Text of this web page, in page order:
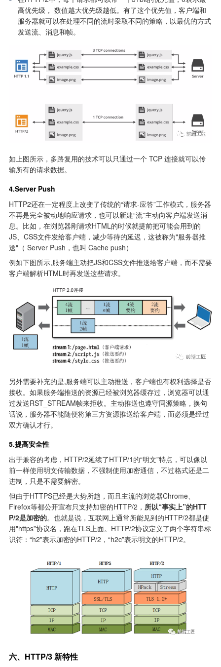
高优先级， 数值越大优先级越低。有了这个优先值，客户端和
服务器就可以在处理不同的流时采取不同的策略，以最优的方式
发送流、消息和帧。
如上图所示，多路复用的技术可以只通过一个 TCP 连接就可以传
输所有的请求数据。
4.Server Push
HTTP2还在一定程度上改变了传统的“请求-应答”工作模式，服务器
不再是完全被动地响应请求，也可以新建“流”主动向客户端发送消
息。比如，在浏览器刚请求HTML的时候就提前把可能会用到的
JS、CSS文件发给客户端，减少等待的延迟，这被称为"服务器推
送"（ Server Push，也叫 Cache push）
例如下图所示,服务端主动把JS和CSS文件推送给客户端，而不需要
客户端解析HTML时再发送这些请求。
另外需要补充的是,服务端可以主动推送，客户端也有权利选择是否
接收。如果服务端推送的资源已经被浏览器缓存过，浏览器可以通
过发送RST_STREAM帧来拒收。主动推送也遵守同源策略，换句
话说，服务器不能随便将第三方资源推送给客户端，而必须是经过
双方确认才行。
5.提高安全性
出于兼容的考虑，HTTP/2延续了HTTP/1的“明文”特点，可以像以
前一样使用明文传输数据，不强制使用加密通信，不过格式还是二
进制，只是不需要解密。
但由于HTTPS已经是大势所趋，而且主流的浏览器Chrome、
Firefox等都公开宣布只支持加密的HTTP/2， 所以“事实上”的HTT
P/2是加密的。也就是说，互联网上通常所能见到的HTTP/2都是使
用"https”协议名，跑在TLS上面。HTTP/2协议定义了两个字符串标
识符：“h2"表示加密的HTTP/2，“h2c”表示明文的HTTP/2。
六、HTTP/3 新特性